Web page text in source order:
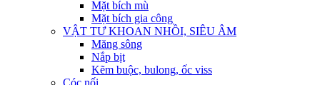
Mặt bích mù
Mặt bích gia công
VẬT TƯ KHOAN NHỒI, SIÊU ÂM
Măng sông
Nắp bịt
Kẽm buộc, bulong, ốc viss
Cóc nối